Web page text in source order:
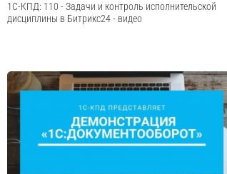
1С-КПД: 110 - Задачи и контроль исполнительской
дисциплины в Битрикс24 - видео
· · · · · · · · · · · · · · · · · · · · · · · · · · · · · · · · · · · · · · · · · · · · · · ·
Закажите демонстрацию корпоративного портала
Битрикс24 по ссылке: http://korporativnij-portal-bitriks.1c-
kpd.ru/demo/?utm_source=youtube · · · ...